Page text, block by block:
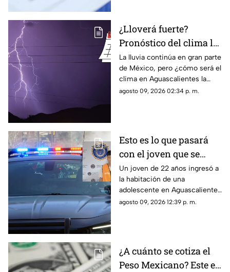
¿Lloverá fuerte?
Pronóstico del clima la
semana del 10 al 15 de
agosto en
Aguascalientes
La lluvia continúa en gran parte
de México, pero ¿cómo será el
clima en Aguascalientes la
semana del 10 al 15 de agosto?
agosto 09, 2026 02:34 p. m.
Esto es lo que pasará
con el joven que se
metió a la habitación
de una adolescente
para tocarla en
Aguascalientes
Un joven de 22 años ingresó a
la habitación de una
adolescente en Aguascalientes
para realizarle tocamientos; te
agosto 09, 2026 12:39 p. m.
¿A cuánto se cotiza el
Peso Mexicano? Este es